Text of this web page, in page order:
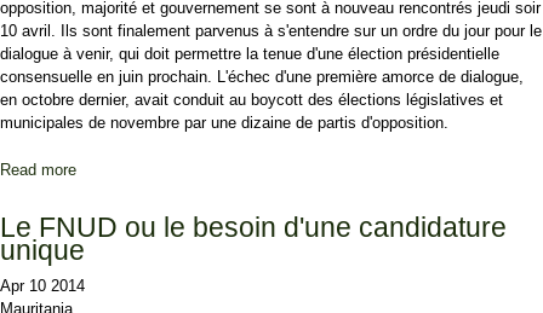
opposition, majorité et gouvernement se sont à nouveau rencontrés jeudi soir
10 avril. Ils sont finalement parvenus à s'entendre sur un ordre du jour pour le
dialogue à venir, qui doit permettre la tenue d'une élection présidentielle
consensuelle en juin prochain. L'échec d'une première amorce de dialogue,
en octobre dernier, avait conduit au boycott des élections législatives et
municipales de novembre par une dizaine de partis d'opposition.
Read more
Le FNUD ou le besoin d'une candidature
unique
Apr 10 2014
Mauritania